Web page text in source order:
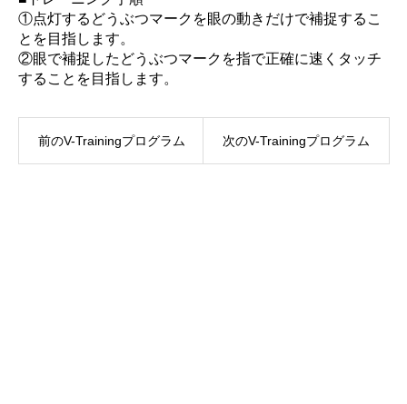
①点灯するどうぶつマークを眼の動きだけで補捉するこ
とを目指します。
②眼で補捉したどうぶつマークを指で正確に速くタッチ
することを目指します。
前のV-Trainingプログラム 次のV-Trainingプログラム